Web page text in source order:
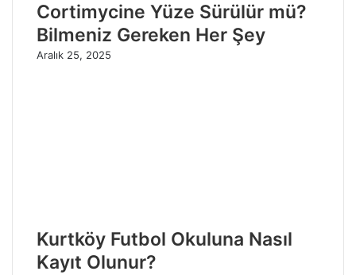
Cortimycine Yüze Sürülür mü?
Bilmeniz Gereken Her Şey
Aralık 25, 2025
Kurtköy Futbol Okuluna Nasıl
Kayıt Olunur?